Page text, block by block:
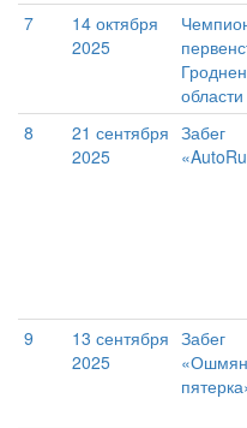
7
14 октября
2025
8
21 сентября
2025
Забег
9
13 сентября
2025
Забег